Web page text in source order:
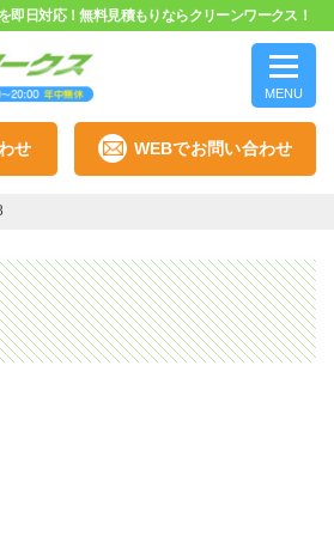
即日対応！無料見積もりならクリーンワークス！
MENU
せ WEBでお問い合わせ